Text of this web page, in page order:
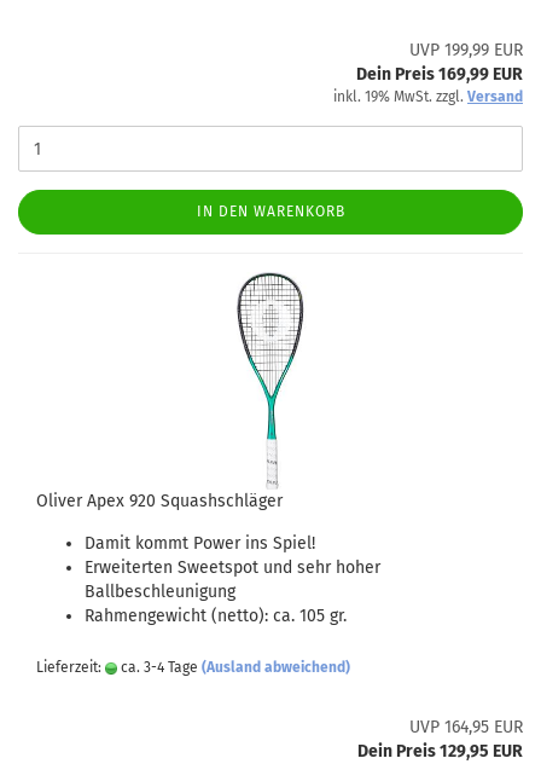
UVP 199,99 EUR
Dein Preis 169,99 EUR
inkl. 19% MwSt. zzgl. Versand
IN DEN WARENKORB
Oliver Apex 920 Squashschläger
Damit kommt Power ins Spiel!
Erweiterten Sweetspot und sehr hoher
Ballbeschleunigung
Rahmengewicht (netto): ca. 105 gr.
Lieferzeit: ca. 3-4 Tage (Ausland abweichend)
UVP 164,95 EUR
Dein Preis 129,95 EUR